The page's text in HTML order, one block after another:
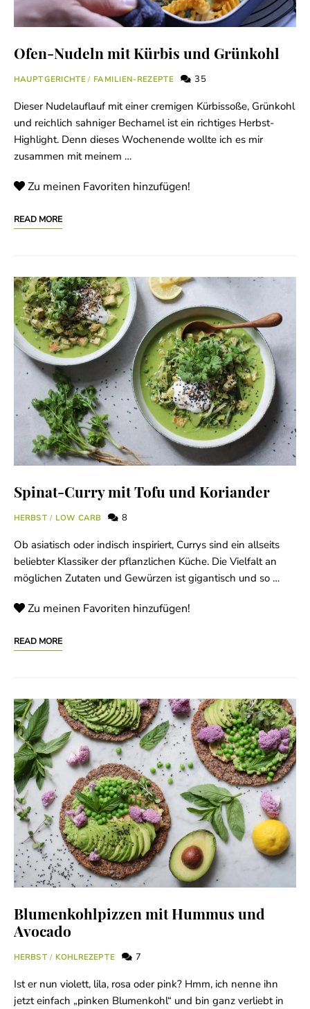
Ofen-Nudeln mit Kürbis und Grünkohl
HAUPTGERICHTE / FAMILIEN-REZEPTE 35
Dieser Nudelauflauf mit einer cremigen Kürbissoße, Grünkohl
und reichlich sahniger Bechamel ist ein richtiges Herbst-
Highlight. Denn dieses Wochenende wollte ich es mir
zusammen mit meinem …
Zu meinen Favoriten hinzufügen!
READ MORE
Spinat-Curry mit Tofu und Koriander
HERBST / LOW CARB 8
Ob asiatisch oder indisch inspiriert, Currys sind ein allseits
beliebter Klassiker der pflanzlichen Küche. Die Vielfalt an
möglichen Zutaten und Gewürzen ist gigantisch und so …
Zu meinen Favoriten hinzufügen!
READ MORE
Blumenkohlpizzen mit Hummus und
Avocado
HERBST / KOHLREZEPTE 7
Ist er nun violett, lila, rosa oder pink? Hmm, ich nenne ihn
jetzt einfach „pinken Blumenkohl“ und bin ganz verliebt in